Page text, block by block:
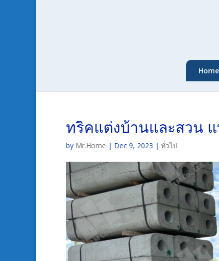
Home
ทริคแต่งบ้านและสวน
by Mr.Home | Dec 9, 2023 | ทั่วไป